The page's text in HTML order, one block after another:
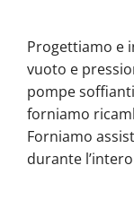
Progettiamo e
vuoto e
pompe
forniamo
Forniamo
durante